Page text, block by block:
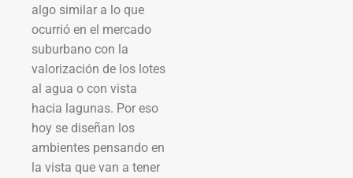
algo similar a lo que
ocurrió en el mercado
suburbano con la
valorización de los lotes
al agua o con vista
hacia lagunas. Por eso
hoy se diseñan los
ambientes pensando en
la vista que van a tener